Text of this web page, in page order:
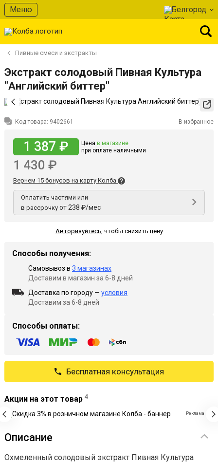
Меню Белгород
Пивные смеси и экстракты
Экстракт солодовый Пивная Культура
"Английский биттер"
Код товара: 9402661 В избранное
1 387 ₽ Цена в магазине
при оплате наличными
1 430 ₽
Вернем 15 бонусов на карту Колба
Оплатить частями или
в рассрочку от 238 ₽/мес
Авторизуйтесь, чтобы снизить цену
Способы получения:
Самовывоз в 3 магазинах
Доставим в магазин за 6-8 дней
Доставка по городу — условия
Доставим за 6-8 дней
Способы оплаты:
Бесплатная консультация
Акции на этот товар 4
Реклама
Описание
Охмеленный солодовый экстракт Пивная Культура